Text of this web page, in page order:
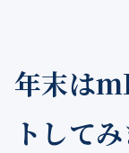
年末は
トして